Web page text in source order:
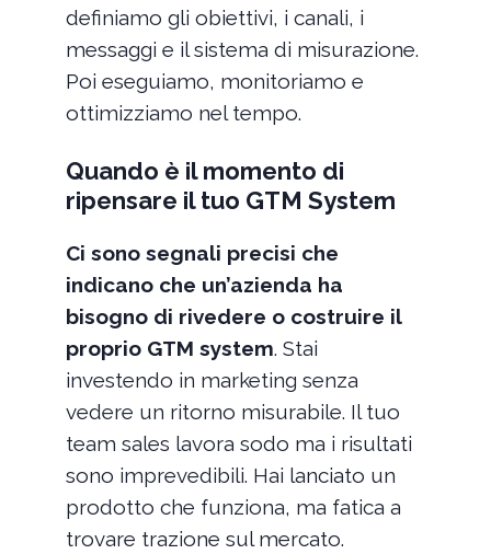
definiamo gli obiettivi, i canali, i
messaggi e il sistema di misurazione.
Poi eseguiamo, monitoriamo e
ottimizziamo nel tempo.
Quando è il momento di
ripensare il tuo GTM System
Ci sono segnali precisi che
indicano che un’azienda ha
bisogno di rivedere o costruire il
proprio GTM system. Stai
investendo in marketing senza
vedere un ritorno misurabile. Il tuo
team sales lavora sodo ma i risultati
sono imprevedibili. Hai lanciato un
prodotto che funziona, ma fatica a
trovare trazione sul mercato.